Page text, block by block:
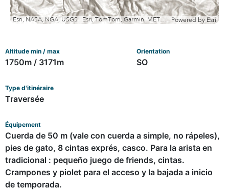
Esri, NASA, NGA, USGS | Esri, TomTom, Garmin, METI/NASA, USGS Powered by Esri
Altitude min / max
1750m / 3171m
Orientation
SO
Type d'itinéraire
Traversée
Équipement
Cuerda de 50 m (vale con cuerda a simple, no rápeles),
pies de gato, 8 cintas exprés, casco. Para la arista en
tradicional : pequeño juego de friends, cintas.
Crampones y piolet para el acceso y la bajada a inicio
de temporada.